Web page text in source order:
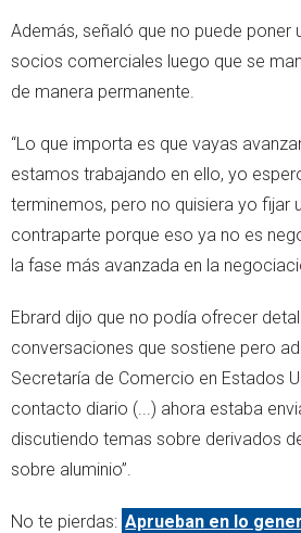
Además, señaló que no puede poner
socios comerciales luego que se
de manera permanente.
“Lo que importa es que vayas
estamos trabajando en ello, yo
terminemos, pero no quisiera yo fijar
contraparte porque eso ya no es
la fase más avanzada en la
Ebrard dijo que no podía ofrecer
conversaciones que sostiene pero
Secretaría de Comercio en Estados
contacto diario (...) ahora estaba
discutiendo temas sobre derivados
sobre aluminio”.
No te pierdas: Aprueban en lo